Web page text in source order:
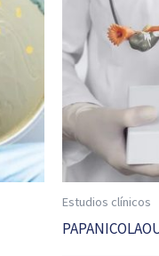
Estudios clínicos